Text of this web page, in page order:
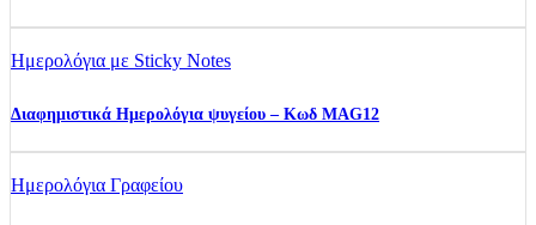
Ημερολόγια με Sticky Notes
Διαφημιστικά Ημερολόγια ψυγείου – Κωδ MAG12
Ημερολόγια Γραφείου